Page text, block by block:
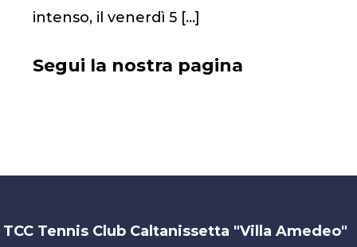
intenso, il venerdì 5 […]
Segui la nostra pagina
TCC Tennis Club Caltanissetta "Villa Amedeo"